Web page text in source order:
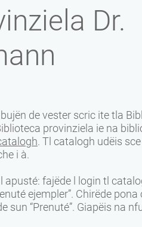
Dr.
de vester scric ite tla
provinziela ie na
. Tl catalogh udëis
i à.
fajëde l login tl
ejempler”. Chirëde pona
sun “Prenuté”. Giapëis na